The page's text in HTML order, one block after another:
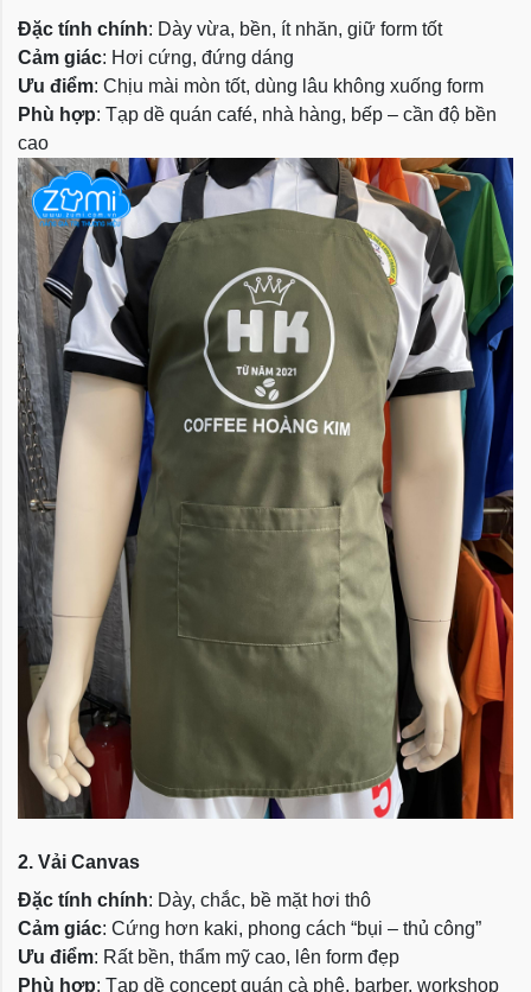
Đặc tính chính: Dày vừa, bền, ít nhăn, giữ form tốt
Cảm giác: Hơi cứng, đứng dáng
Ưu điểm: Chịu mài mòn tốt, dùng lâu không xuống form
Phù hợp: Tạp dề quán café, nhà hàng, bếp – cần độ bền
cao
2. Vải Canvas
Đặc tính chính: Dày, chắc, bề mặt hơi thô
Cảm giác: Cứng hơn kaki, phong cách “bụi – thủ công”
Ưu điểm: Rất bền, thẩm mỹ cao, lên form đẹp
Phù hợp: Tạp dề concept quán cà phê, barber, workshop